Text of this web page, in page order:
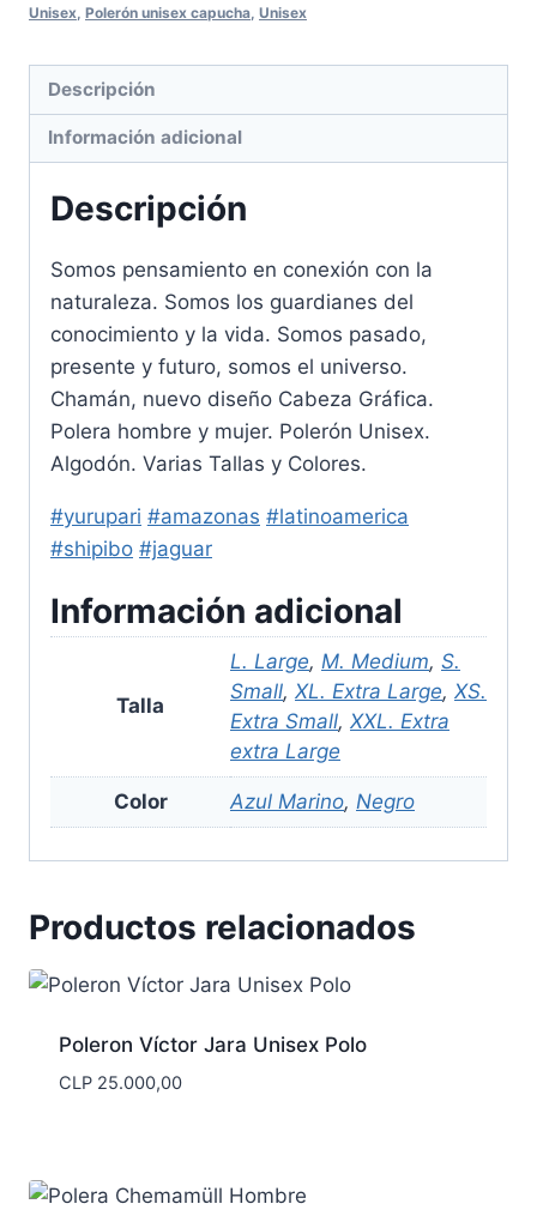
cantidad
Unisex, Polerón unisex capucha, Unisex
Descripción
Información adicional
Descripción
Somos pensamiento en conexión con la
naturaleza. Somos los guardianes del
conocimiento y la vida. Somos pasado,
presente y futuro, somos el universo.
Chamán, nuevo diseño Cabeza Gráfica.
Polera hombre y mujer. Polerón Unisex.
Algodón. Varias Tallas y Colores.
#yurupari #amazonas #latinoamerica
#shipibo #jaguar
Información adicional
Talla
L. Large, M. Medium, S.
Small, XL. Extra Large, XS.
Extra Small, XXL. Extra
extra Large
Color Azul Marino, Negro
Productos relacionados
Poleron Víctor Jara Unisex Polo
CLP25.000,00